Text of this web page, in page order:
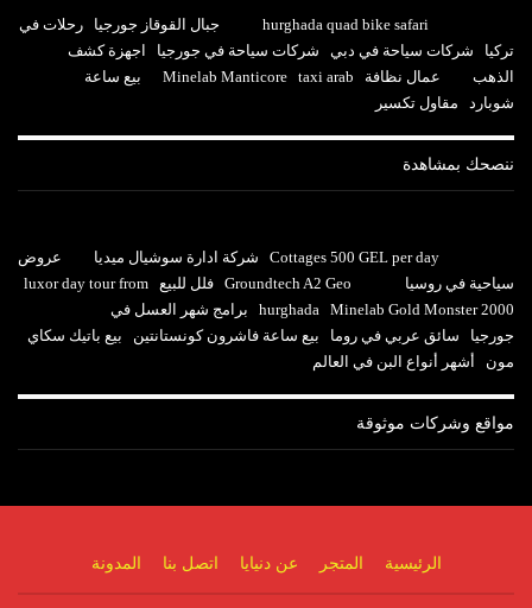
hurghada quad bike safari جبال القوقاز جورجيا
رحلات في
تركيا
شركات سياحة في دبي شركات سياحة في جورجيا
اجهزة كشف
الذهب
عمال نظافة Minelab Manticore taxi arab
بيع ساعة
شوبارد
مقاول تكسير
ننصحك بمشاهدة
Cottages 500 GEL per day شركة ادارة سوشيال ميديا
عروض
سياحية في روسيا
Groundtech A2 Geo فلل للبيع
luxor day tour from
hurghada
Minelab Gold Monster 2000
برامج شهر العسل في
جورجيا
سائق عربي في روما بيع ساعة فاشرون كونستانتين
بيع باتيك سكاي
مون
أشهر أنواع البن في العالم
مواقع وشركات موثوقة
الرئيسية المتجر عن دنيايا اتصل بنا المدونة